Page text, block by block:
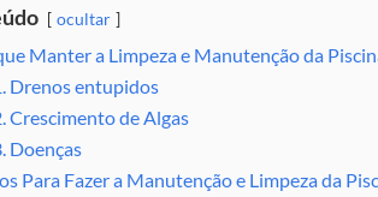
ocultar
Manter a Limpeza e Manutenção da
Drenos entupidos
Crescimento de Algas
Doenças
Para Fazer a Manutenção e Limpeza da